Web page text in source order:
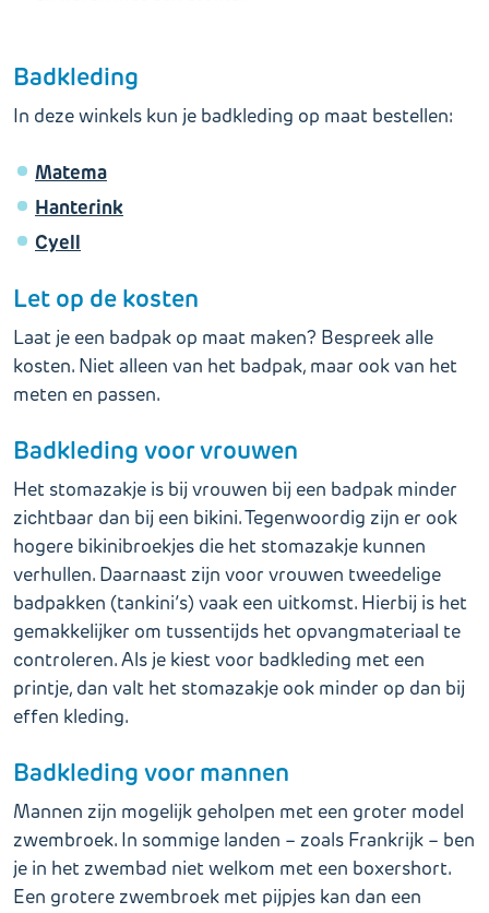
Badkleding
In deze winkels kun je badkleding op maat bestellen:
Matema
Hanterink
Cyell
Let op de kosten
Laat je een badpak op maat maken? Bespreek alle
kosten. Niet alleen van het badpak, maar ook van het
meten en passen.
Badkleding voor vrouwen
Het stomazakje is bij vrouwen bij een badpak minder
zichtbaar dan bij een bikini. Tegenwoordig zijn er ook
hogere bikinibroekjes die het stomazakje kunnen
verhullen. Daarnaast zijn voor vrouwen tweedelige
badpakken (tankini’s) vaak een uitkomst. Hierbij is het
gemakkelijker om tussentijds het opvangmateriaal te
controleren. Als je kiest voor badkleding met een
printje, dan valt het stomazakje ook minder op dan bij
effen kleding.
Badkleding voor mannen
Mannen zijn mogelijk geholpen met een groter model
zwembroek. In sommige landen – zoals Frankrijk – ben
je in het zwembad niet welkom met een boxershort.
Een grotere zwembroek met pijpjes kan dan een